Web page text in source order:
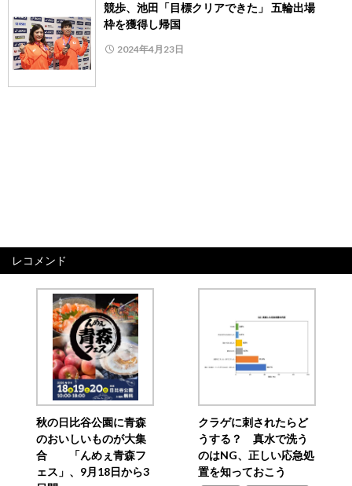
競歩、池田「目標クリアできた」 五輪出場
枠を獲得し帰国
2024年4月23日
レコメンド
秋の日比谷公園に青森
のおいしいものが大集
合 「んめぇ青森フ
ェス」、9月18日から3
クラゲに刺されたらど
うする？ 真水で洗う
のはNG、正しい応急処
置を知っておこう